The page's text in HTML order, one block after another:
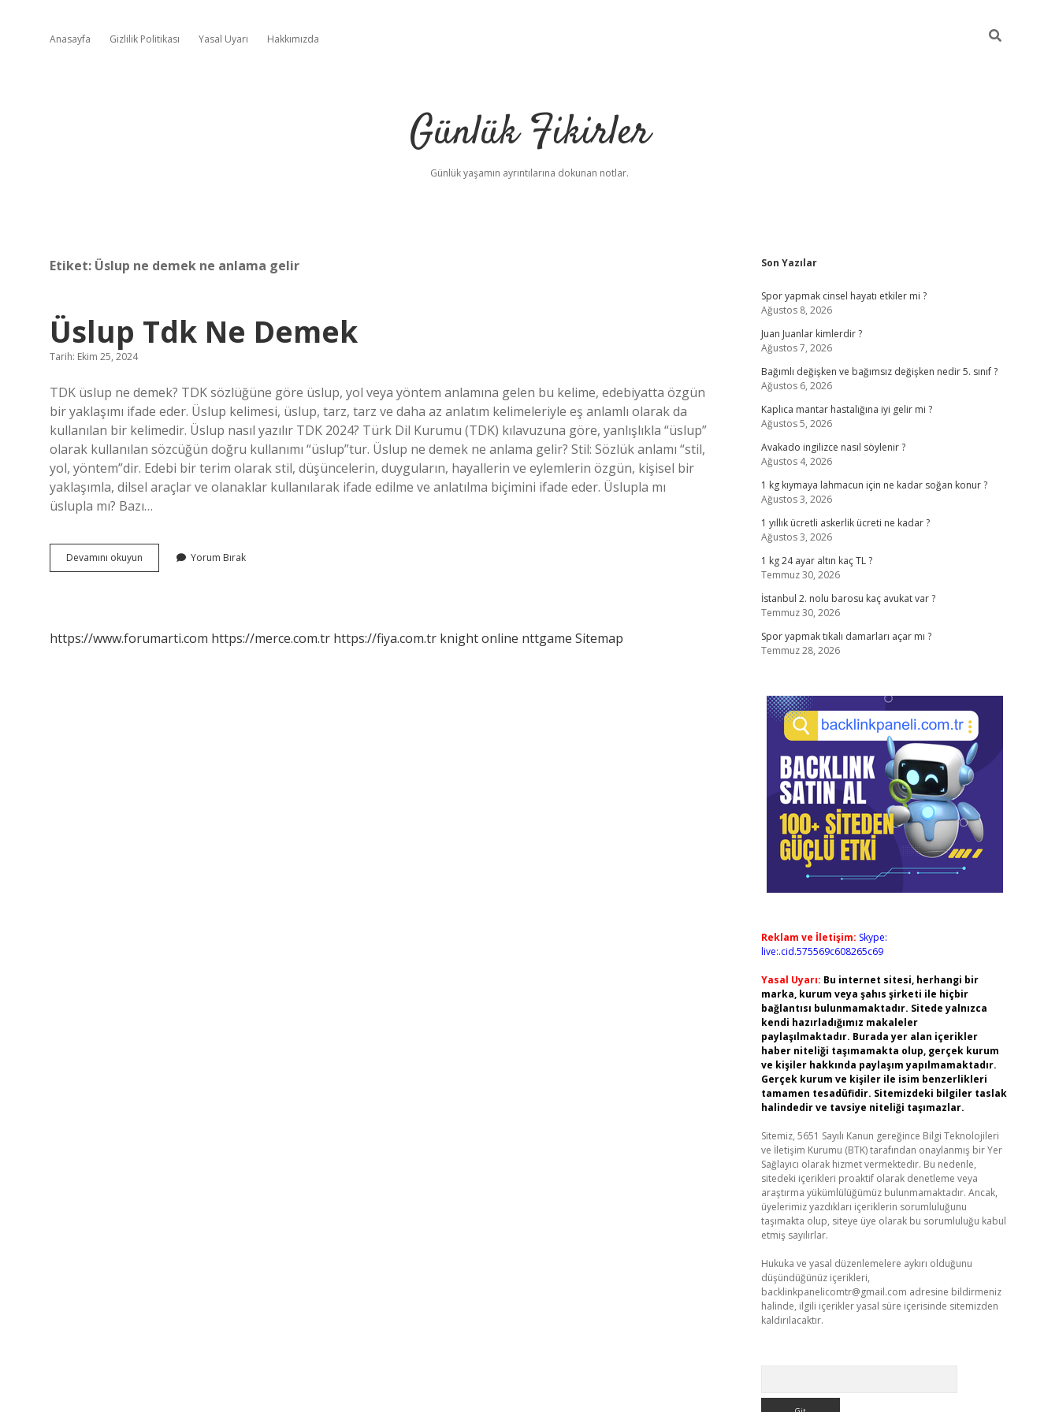
Anasayfa Gizlilik Politikası Yasal Uyarı Hakkımızda
Günlük Fikirler
Günlük yaşamın ayrıntılarına dokunan notlar.
Etiket: Üslup ne demek ne anlama gelir
Üslup Tdk Ne Demek
Tarih: Ekim 25, 2024
TDK üslup ne demek? TDK sözlüğüne göre üslup, yol veya yöntem anlamına gelen bu kelime, edebiyatta özgün
bir yaklaşımı ifade eder. Üslup kelimesi, üslup, tarz, tarz ve daha az anlatım kelimeleriyle eş anlamlı olarak da
kullanılan bir kelimedir. Üslup nasıl yazılır TDK 2024? Türk Dil Kurumu (TDK) kılavuzuna göre, yanlışlıkla “üslup”
olarak kullanılan sözcüğün doğru kullanımı “üslup”tur. Üslup ne demek ne anlama gelir? Stil: Sözlük anlamı “stil,
yol, yöntem”dir. Edebi bir terim olarak stil, düşüncelerin, duyguların, hayallerin ve eylemlerin özgün, kişisel bir
yaklaşımla, dilsel araçlar ve olanaklar kullanılarak ifade edilme ve anlatılma biçimini ifade eder. Üslupla mı
üslupla mı? Bazı…
Devamını okuyun
Tdk
Yorum Bırak
https://www.forumarti.com https://merce.com.tr https://fiya.com.tr knight online nttgame Sitemap
Sidebar
Son Yazılar
Spor yapmak cinsel hayatı etkiler mi ?
Ağustos 8, 2026
Juan Juanlar kimlerdir ?
Ağustos 7, 2026
Bağımlı değişken ve bağımsız değişken nedir 5. sınıf ?
Ağustos 6, 2026
Kaplıca mantar hastalığına iyi gelir mi ?
Ağustos 5, 2026
Avakado ingilizce nasıl söylenir ?
Ağustos 4, 2026
1 kg kıymaya lahmacun için ne kadar soğan konur ?
Ağustos 3, 2026
1 yıllık ücretli askerlik ücreti ne kadar ?
Ağustos 3, 2026
1 kg 24 ayar altın kaç TL ?
Temmuz 30, 2026
İstanbul 2. nolu barosu kaç avukat var ?
Temmuz 30, 2026
Spor yapmak tıkalı damarları açar mı ?
Temmuz 28, 2026
Reklam ve İletişim: Skype:
live:.cid.575569c608265c69
Yasal Uyarı: Bu internet sitesi, herhangi bir
marka, kurum veya şahıs şirketi ile hiçbir
bağlantısı bulunmamaktadır. Sitede yalnızca
kendi hazırladığımız makaleler
paylaşılmaktadır. Burada yer alan içerikler
haber niteliği taşımamakta olup, gerçek kurum
ve kişiler hakkında paylaşım yapılmamaktadır.
Gerçek kurum ve kişiler ile isim benzerlikleri
tamamen tesadüfidir. Sitemizdeki bilgiler taslak
halindedir ve tavsiye niteliği taşımazlar.
Sitemiz, 5651 Sayılı Kanun gereğince Bilgi Teknolojileri
ve İletişim Kurumu (BTK) tarafından onaylanmış bir Yer
Sağlayıcı olarak hizmet vermektedir. Bu nedenle,
sitedeki içerikleri proaktif olarak denetleme veya
araştırma yükümlülüğümüz bulunmamaktadır. Ancak,
üyelerimiz yazdıkları içeriklerin sorumluluğunu
taşımakta olup, siteye üye olarak bu sorumluluğu kabul
etmiş sayılırlar.
Hukuka ve yasal düzenlemelere aykırı olduğunu
düşündüğünüz içerikleri,
backlinkpanelicomtr@gmail.com adresine bildirmeniz
halinde, ilgili içerikler yasal süre içerisinde sitemizden
kaldırılacaktır.